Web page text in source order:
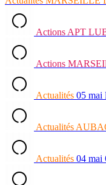
Actions APT
Actions
Actualités 05 mai
Actualités
Actualités 04 mai